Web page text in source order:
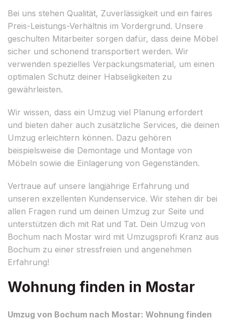
Bei uns stehen Qualität, Zuverlässigkeit und ein faires
Preis-Leistungs-Verhältnis im Vordergrund. Unsere
geschulten Mitarbeiter sorgen dafür, dass deine Möbel
sicher und schonend transportiert werden. Wir
verwenden spezielles Verpackungsmaterial, um einen
optimalen Schutz deiner Habseligkeiten zu
gewährleisten.
Wir wissen, dass ein Umzug viel Planung erfordert
und bieten daher auch zusätzliche Services, die deinen
Umzug erleichtern können. Dazu gehören
beispielsweise die Demontage und Montage von
Möbeln sowie die Einlagerung von Gegenständen.
Vertraue auf unsere langjährige Erfahrung und
unseren exzellenten Kundenservice. Wir stehen dir bei
allen Fragen rund um deinen Umzug zur Seite und
unterstützen dich mit Rat und Tat. Dein Umzug von
Bochum nach Mostar wird mit Umzugsprofi Kranz aus
Bochum zu einer stressfreien und angenehmen
Erfahrung!
Wohnung finden in Mostar
Umzug von Bochum nach Mostar: Wohnung finden